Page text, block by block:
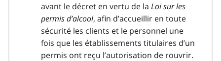
avant le décret en vertu de la Loi sur les
permis d’alcool, afin d’accueillir en toute
sécurité les clients et le personnel une
fois que les établissements titulaires d’un
permis ont reçu l’autorisation de rouvrir.